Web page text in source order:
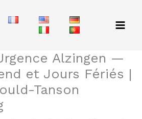
Alzingen —
et Jours Fériés |
Tanson